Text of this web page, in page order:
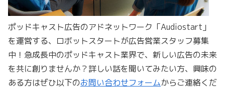
ポッドキャスト広告のアドネットワーク「Audiostart」
を運営する、ロボットスタートが広告営業スタッフ募集
中！急成長中のポッドキャスト業界で、新しい広告の未来
を共に創りませんか？詳しい話を聞いてみたい方、興味の
ある方はぜひ以下のお問い合わせフォームからご連絡くだ